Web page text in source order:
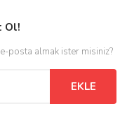
Ol!
posta almak ister misiniz?
EKLE